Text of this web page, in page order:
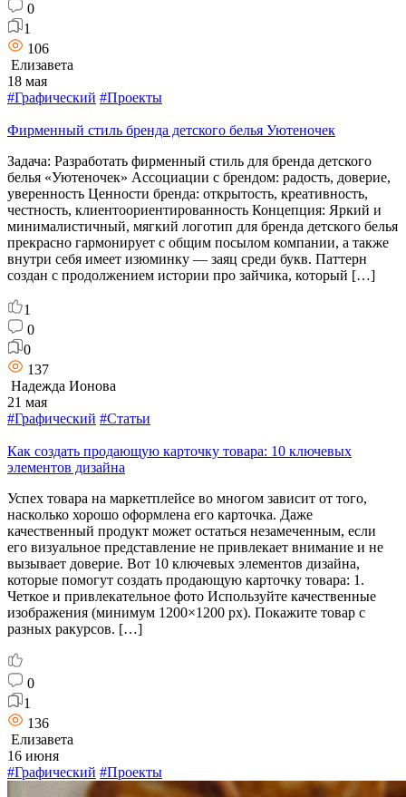
0
1
106
Елизавета
18 мая
#Графический #Проекты
Фирменный стиль бренда детского белья Уютеночек
Задача: Разработать фирменный стиль для бренда детского
белья «Уютеночек» Ассоциации с брендом: радость, доверие,
уверенность Ценности бренда: открытость, креативность,
честность, клиентоориентированность Концепция: Яркий и
минималистичный, мягкий логотип для бренда детского белья
прекрасно гармонирует с общим посылом компании, а также
внутри себя имеет изюминку — заяц среди букв. Паттерн
создан с продолжением истории про зайчика, который […]
1
0
0
137
Надежда Ионова
21 мая
#Графический #Статьи
Как создать продающую карточку товара: 10 ключевых
элементов дизайна
Успех товара на маркетплейсе во многом зависит от того,
насколько хорошо оформлена его карточка. Даже
качественный продукт может остаться незамеченным, если
его визуальное представление не привлекает внимание и не
вызывает доверие. Вот 10 ключевых элементов дизайна,
которые помогут создать продающую карточку товара: 1.
Четкое и привлекательное фото Используйте качественные
изображения (минимум 1200×1200 px). Покажите товар с
разных ракурсов. […]
0
1
136
Елизавета
16 июня
#Графический #Проекты